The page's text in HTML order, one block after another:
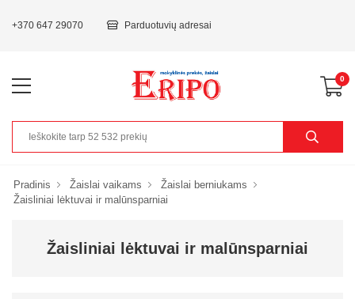
+370 647 29070 Parduotuvių adresai
0
Pradinis Žaislai vaikams
Žaislai berniukams
Žaisliniai lėktuvai ir malūnsparniai
Žaisliniai lėktuvai ir malūnsparniai